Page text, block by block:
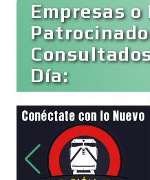
Clubes
Cocinas Integrales
Combustibles y
Empresas o
Día: